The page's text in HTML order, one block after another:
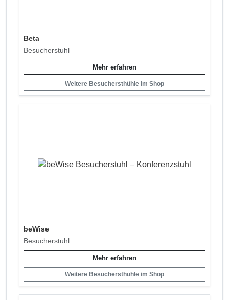
Beta
Besucherstuhl
Mehr erfahren
Weitere Besuchersthühle im Shop
beWise
Besucherstuhl
Mehr erfahren
Weitere Besuchersthühle im Shop